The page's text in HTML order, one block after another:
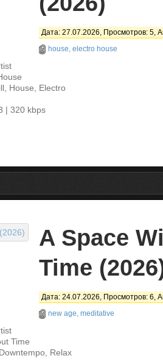
Дата: 27.07.2026, Просмотров: 5,
house, electro house
House, Electro
| 320 kbps
A Space
Time
Дата: 24.07.2026, Просмотров: 6,
new age, meditative
Time
Relax